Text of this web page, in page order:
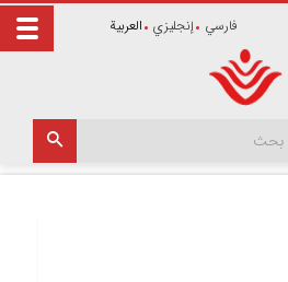
فارسي إنجليزي العربية